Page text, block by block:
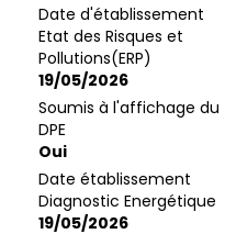
Date d'établissement
Etat des Risques et
Pollutions(ERP)
19/05/2026
Soumis à l'affichage du
DPE
Oui
Date établissement
Diagnostic Energétique
19/05/2026